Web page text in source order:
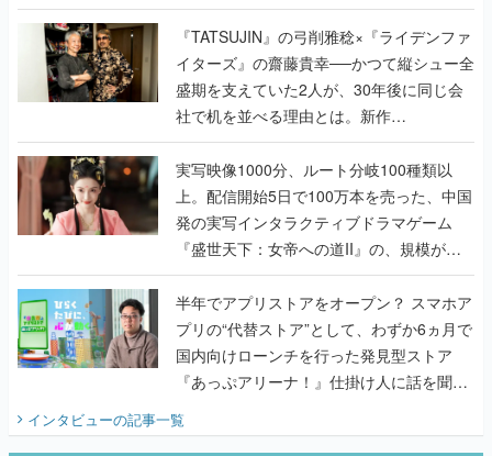
で作り込まれた理由を両ディレクターに聞
く
『TATSUJIN』の弓削雅稔×『ライデンファ
イターズ』の齋藤貴幸──かつて縦シュー全
盛期を支えていた2人が、30年後に同じ会
社で机を並べる理由とは。新作
『TATSUJIN EXTREME』で初タッグを組
んだレジェンド2人に訊く開発秘話
実写映像1000分、ルート分岐100種類以
上。配信開始5日で100万本を売った、中国
発の実写インタラクティブドラマゲーム
『盛世天下：女帝への道II』の、規模が違
うこだわりをプロデューサーに聞いた
半年でアプリストアをオープン？ スマホア
プリの“代替ストア”として、わずか6ヵ月で
国内向けローンチを行った発見型ストア
『あっぷアリーナ！』仕掛け人に話を聞い
てみた
インタビューの記事一覧